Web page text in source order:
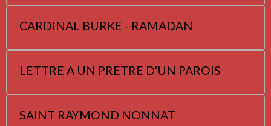
CARDINAL BURKE - RAMADAN
LETTRE A UN PRETRE D'UN PAROIS
SAINT RAYMOND NONNAT